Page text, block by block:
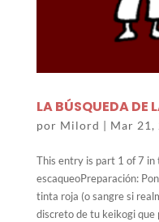
LA BÚSQUEDA DE
por Milord | Mar 21,
This entry is part 1 of 7 in
escaqueoPreparación:
tinta roja (o sangre si
discreto de tu keikogi que